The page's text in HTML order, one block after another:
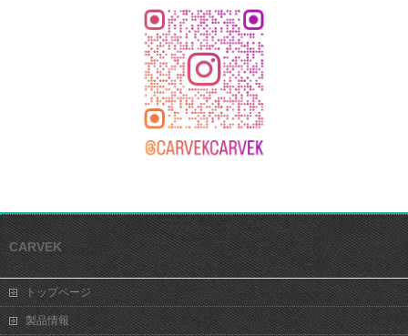
CARVEK
トップページ
製品情報